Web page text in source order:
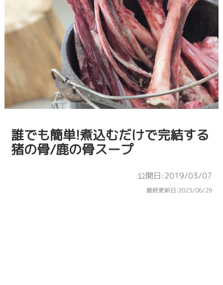
誰でも簡単!煮込むだけで完結する
猪の骨/鹿の骨スープ
公開日:2019/03/07
最終更新日:2023/06/29